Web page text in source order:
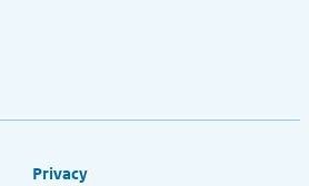
Privacy